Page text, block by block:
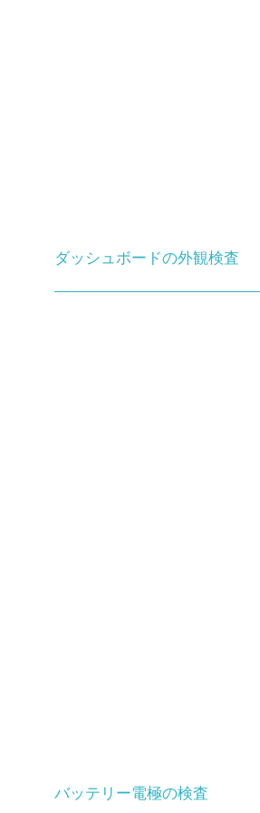
ダッシュボードの外観検査
バッテリー電極の検査